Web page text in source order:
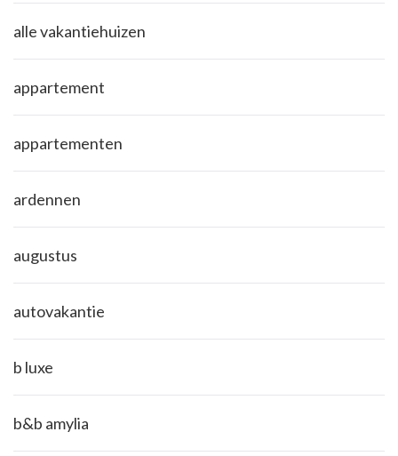
alle vakantiehuizen
appartement
appartementen
ardennen
augustus
autovakantie
b luxe
b&b amylia